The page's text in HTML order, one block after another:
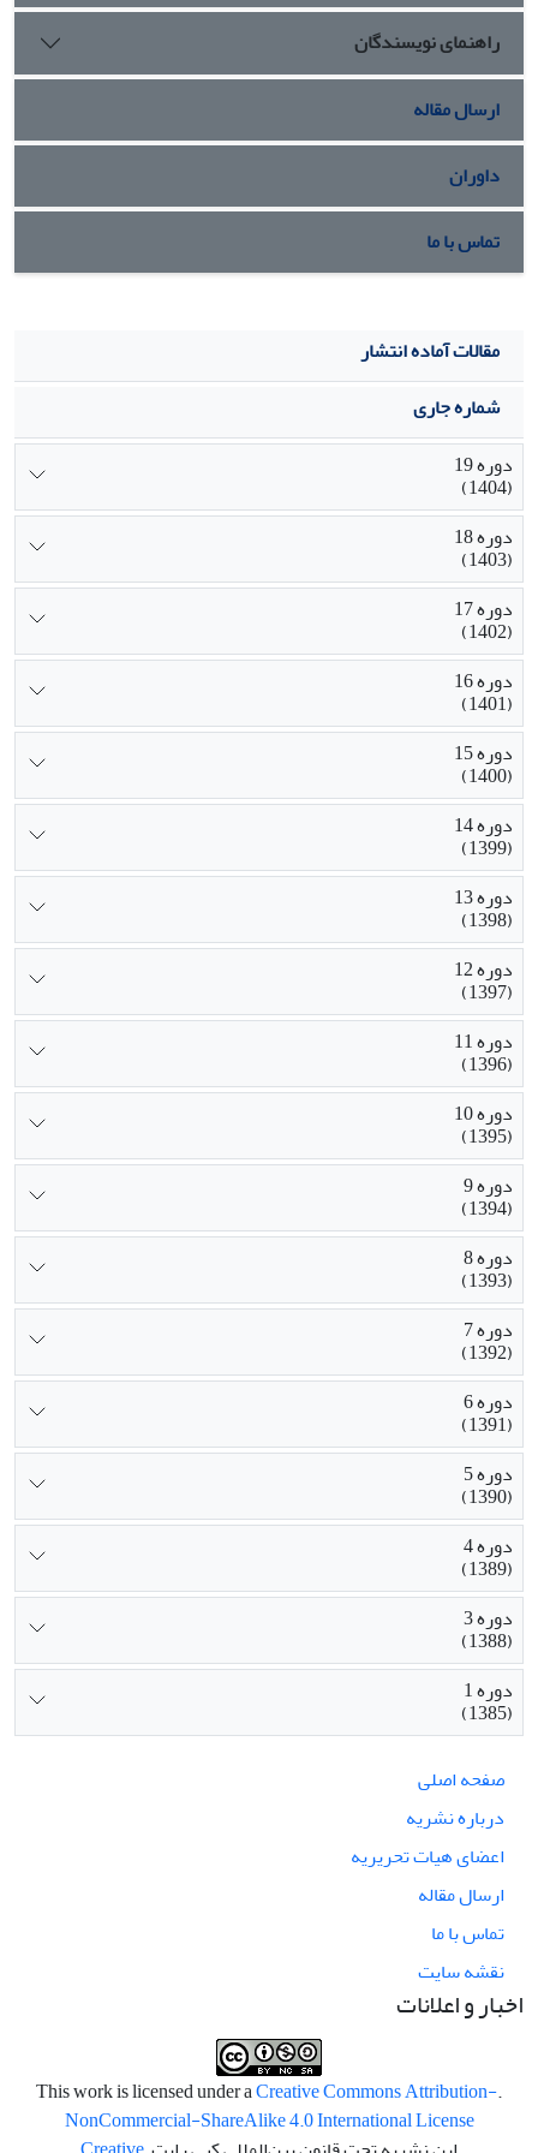
راهنمای نویسندگان
ارسال مقاله
داوران
تماس با ما
مقالات آماده انتشار
شماره جاری
دوره 19
(1404)
دوره 18
(1403)
دوره 17
(1402)
دوره 16
(1401)
دوره 15
(1400)
دوره 14
(1399)
دوره 13
(1398)
دوره 12
(1397)
دوره 11
(1396)
دوره 10
(1395)
دوره 9
(1394)
دوره 8
(1393)
دوره 7
(1392)
دوره 6
(1391)
دوره 5
(1390)
دوره 4
(1389)
دوره 3
(1388)
دوره 1
(1385)
صفحه اصلی
درباره نشریه
اعضای هیات تحریریه
ارسال مقاله
تماس با ما
نقشه سایت
اخبار و اعلانات
.This work is licensed under a
Creative Commons Attribution-
NonCommercial-ShareAlike 4.0 International License